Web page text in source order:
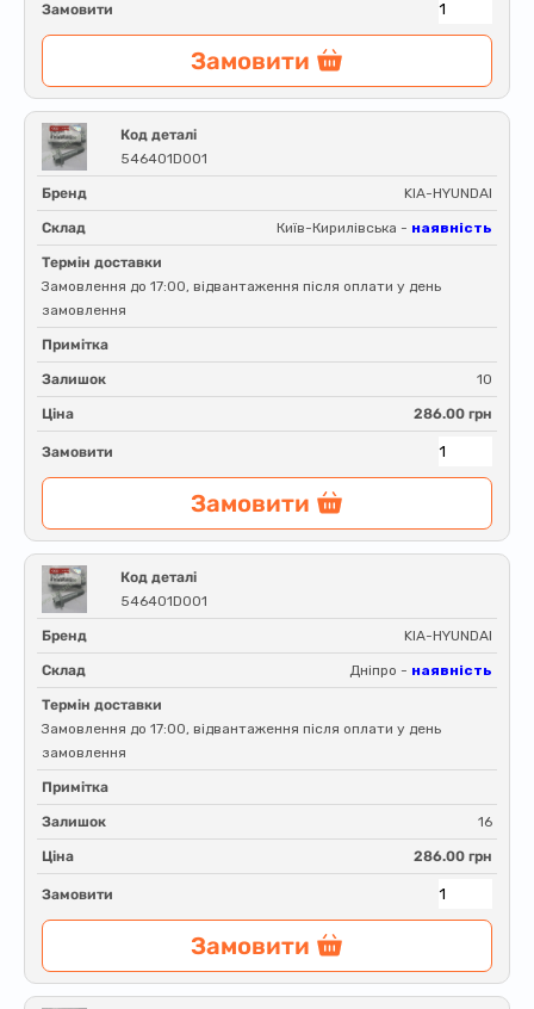
Замовити
Замовити
Код деталі
546401D001
Бренд KIA-HYUNDAI
Склад Київ-Кирилівська - наявність
Термін доставки
Замовлення до 17:00, відвантаження після оплати у день
замовлення
Примітка
Залишок 10
Ціна 286.00 грн
Замовити
Замовити
Код деталі
546401D001
Бренд KIA-HYUNDAI
Склад Дніпро - наявність
Термін доставки
Замовлення до 17:00, відвантаження після оплати у день
замовлення
Примітка
Залишок 16
Ціна 286.00 грн
Замовити
Замовити